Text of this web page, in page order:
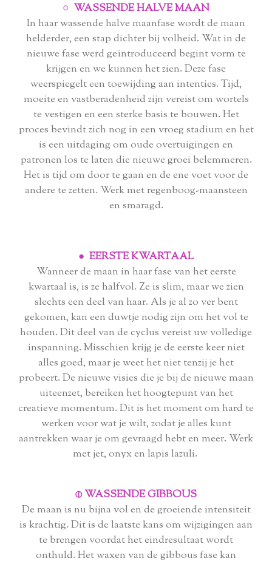
○ WASSENDE HALVE MAAN
In haar wassende halve maanfase wordt de maan
helderder, een stap dichter bij volheid. Wat in de
nieuwe fase werd geïntroduceerd begint vorm te
krijgen en we kunnen het zien. Deze fase
weerspiegelt een toewijding aan intenties. Tijd,
moeite en vastberadenheid zijn vereist om wortels
te vestigen en een sterke basis te bouwen. Het
proces bevindt zich nog in een vroeg stadium en het
is een uitdaging om oude overtuigingen en
patronen los te laten die nieuwe groei belemmeren.
Het is tijd om door te gaan en de ene voet voor de
andere te zetten. Werk met regenboog-maansteen
en smaragd.
● EERSTE KWARTAAL
Wanneer de maan in haar fase van het eerste
kwartaal is, is ze halfvol. Ze is slim, maar we zien
slechts een deel van haar. Als je al zo ver bent
gekomen, kan een duwtje nodig zijn om het vol te
houden. Dit deel van de cyclus vereist uw volledige
inspanning. Misschien krijg je de eerste keer niet
alles goed, maar je weet het niet tenzij je het
probeert. De nieuwe visies die je bij de nieuwe maan
uiteenzet, bereiken het hoogtepunt van het
creatieve momentum. Dit is het moment om hard te
werken voor wat je wilt, zodat je alles kunt
aantrekken waar je om gevraagd hebt en meer. Werk
met jet, onyx en lapis lazuli.
⦶ WASSENDE GIBBOUS
De maan is nu bijna vol en de groeiende intensiteit
is krachtig. Dit is de laatste kans om wijzigingen aan
te brengen voordat het eindresultaat wordt
onthuld. Het waxen van de gibbous fase kan